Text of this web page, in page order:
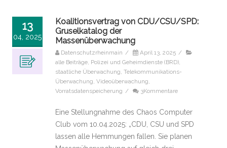
13
04, 2025
Koalitionsvertrag von CDU/CSU/SPD:
Gruselkatalog der
Massenüberwachung
Datenschutzrheinmain / April 13, 2025 /
alle Beiträge, Polizei und Geheimdienste (BRD),
staatliche Überwachung, Telekommunikations-
Überwachung, Videoüberwachung,
Vorratsdatenspeicherung / 3Kommentare
Eine Stellungnahme des Chaos Computer
Club vom 10.04.2025: „CDU, CSU und SPD
lassen alle Hemmungen fallen. Sie planen